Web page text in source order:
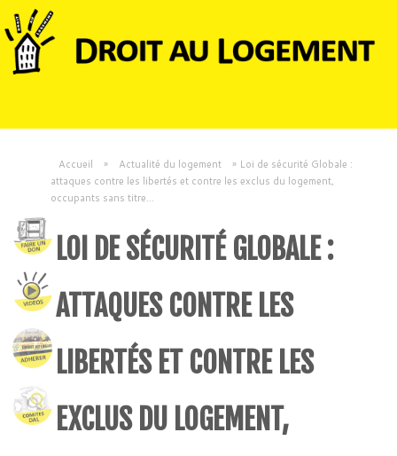
Accueil » Actualité du logement » Loi de sécurité Globale :
attaques contre les libertés et contre les exclus du logement,
occupants sans titre…
LOI DE SÉCURITÉ GLOBALE :
ATTAQUES CONTRE LES
LIBERTÉS ET CONTRE LES
EXCLUS DU LOGEMENT,